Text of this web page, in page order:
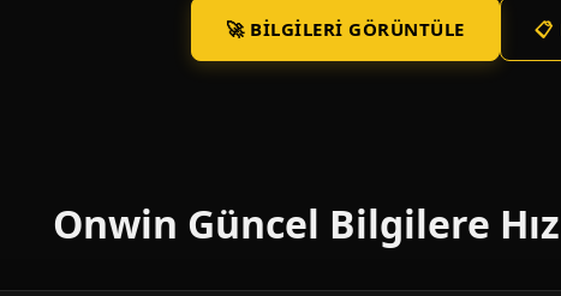
🚀 BILGILERI GÖRÜNTÜLE 📋
Onwin Güncel Bilgilere